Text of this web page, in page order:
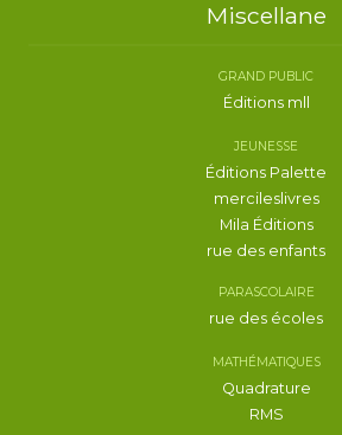
Miscellane
GRAND PUBLIC
Éditions mll
JEUNESSE
Éditions Palette
mercileslivres
Mila Éditions
rue des enfants
PARASCOLAIRE
rue des écoles
MATHÉMATIQUES
Quadrature
RMS